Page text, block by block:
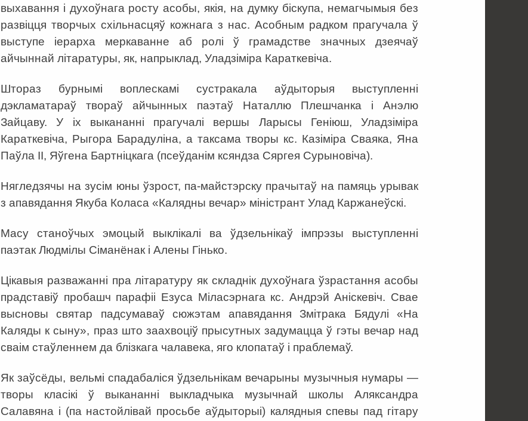
выхавання і духоўнага росту асобы, якія, на думку біскупа, немагчымыя без
развіцця творчых схільнасцяў кожнага з нас. Асобным радком прагучала ў
выступе іерарха меркаванне аб ролі ў грамадстве значных дзеячаў
айчыннай літаратуры, як, напрыклад, Уладзіміра Караткевіча.
Штораз бурнымі воплескамі сустракала аўдыторыя выступленні
дэкламатараў твораў айчынных паэтаў Наталлю Плешчанка і Анэлю
Зайцаву. У іх выкананні прагучалі вершы Ларысы Геніюш, Уладзіміра
Караткевіча, Рыгора Барадуліна, а таксама творы кс. Казіміра Сваяка, Яна
Паўла II, Яўгена Бартніцкага (псеўданім ксяндза Сяргея Сурыновіча).
Нягледзячы на зусім юны ўзрост, па-майстэрску прачытаў на памяць урывак
з апавядання Якуба Коласа «Калядны вечар» міністрант Улад Каржанеўскі.
Масу станоўчых эмоцый выклікалі ва ўдзельнікаў імпрэзы выступленні
паэтак Людмілы Сіманёнак і Алены Гінько.
Цікавыя разважанні пра літаратуру як складнік духоўнага ўзрастання асобы
прадставіў пробашч парафіі Езуса Міласэрнага кс. Андрэй Аніскевіч. Свае
высновы святар падсумаваў сюжэтам апавядання Змітрака Бядулі «На
Каляды к сыну», праз што заахвоціў прысутных задумацца ў гэты вечар над
сваім стаўленнем да блізкага чалавека, яго клопатаў і праблемаў.
Як заўсёды, вельмі спадабаліся ўдзельнікам вечарыны музычныя нумары —
творы класікі ў выкананні выкладчыка музычнай школы Аляксандра
Салавяна і (па настойлівай просьбе аўдыторыі) калядныя спевы пад гітару